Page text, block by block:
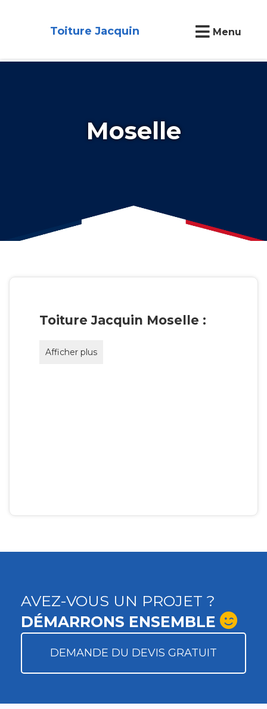
Toiture Jacquin Menu
Moselle
Toiture Jacquin Moselle :
Afficher plus
AVEZ-VOUS UN PROJET ?
DÉMARRONS ENSEMBLE
DEMANDE DU DEVIS GRATUIT